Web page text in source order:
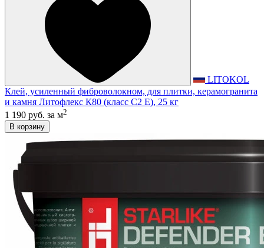
LITOKOL
Клей, усиленный фиброволокном, для плитки, керамогранита
и камня Литофлекс К80 (класс С2 E), 25 кг
1 190 руб. за м2
В корзину